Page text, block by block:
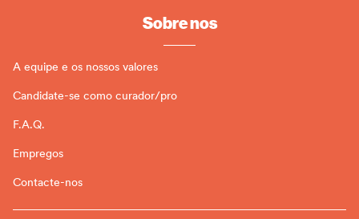
Sobre nos
A equipe e os nossos valores
Candidate-se como curador/pro
F.A.Q.
Empregos
Contacte-nos